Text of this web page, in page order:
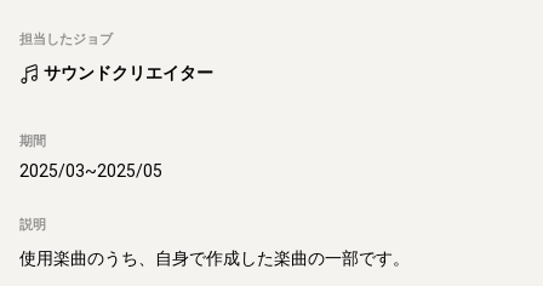
担当したジョブ
サウンドクリエイター
期間
2025/03~2025/05
説明
使用楽曲のうち、自身で作成した楽曲の一部です。